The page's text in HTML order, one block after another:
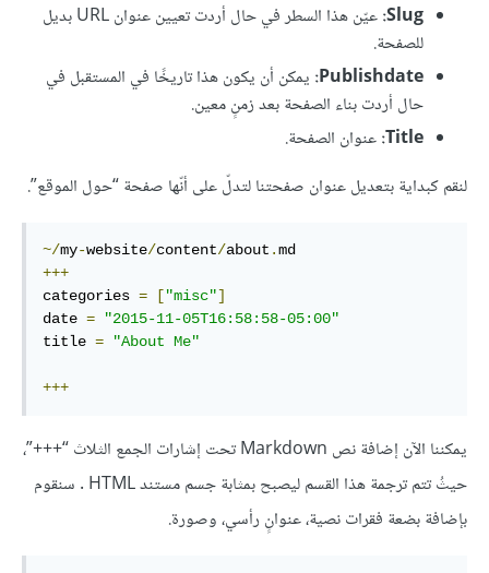
Slug:
عيّن هذا السطر في حال أردت تعيين عنوان URL بديل
للصفحة.
Publishdate: يمكن أن يكون هذا تاريخًا في المستقبل في
حال أردت بناء الصفحة بعد زمنٍ معين.
Title: عنوان الصفحة.
لنقم كبداية بتعديل عنوان صفحتنا لتدلّ على أنّها صفحة “حول الموقع”.
~/my-website/content/about .
+++
categories = ["misc"]
date =
"2015-11-05T16:58:58-05:00"
title = "About Me"
+++
يمكننا الآن إضافة نص Markdown تحت إشارات الجمع الثلاث “+++”،
حيثُ تتم ترجمة هذا القسم ليصبح بمثابة جسم مستند HTML . سنقوم
بإضافة بضعة فقرات نصية، عنوانٍ رأسي، وصورة.